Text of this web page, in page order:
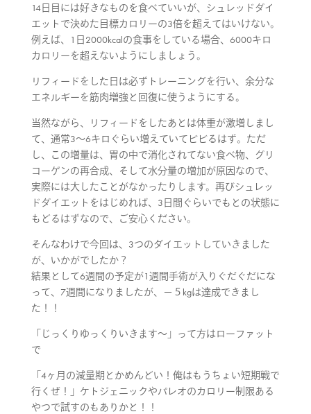
14日目には好きなものを食べていいが、シュレッドダイ
エットで決めた目標カロリーの3倍を超えてはいけない。
例えば、1日2000kcalの食事をしている場合、6000キロ
カロリーを超えないようにしましょう。
リフィードをした日は必ずトレーニングを行い、余分な
エネルギーを筋肉増強と回復に使うようにする。
当然ながら、リフィードをしたあとは体重が激増しまし
て、通常3～6キロぐらい増えていてビビるはず。ただ
し、この増量は、胃の中で消化されてない食べ物、グリ
コーゲンの再合成、そして水分量の増加が原因なので、
実際には大したことがなかったりします。再びシュレッ
ドダイエットをはじめれば、3日間ぐらいでもとの状態に
もどるはずなので、ご安心ください。
そんなわけで今回は、3つのダイエットしていきました
が、いかがでしたか？
結果として6週間の予定が1週間手術が入りぐだぐだにな
って、7週間になりましたが、−５kgは達成できまし
た！！
「じっくりゆっくりいきます〜」って方はローファット
で
「4ヶ月の減量期とかめんどい！俺はもうちょい短期戦で
行くぜ！」ケトジェニックやパレオのカロリー制限ある
やつで試すのもありかと！！